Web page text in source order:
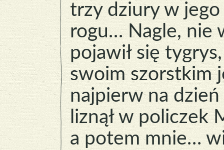
trzy dziury w
rogu… Nagle, nie
pojawił się
swoim szorstkim
najpierw na
liznął w policzek
a potem mnie…